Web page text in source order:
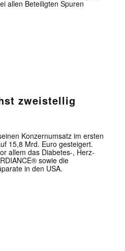
allen Beteiligten Spuren
zweistellig
Konzernumsatz im ersten
15,8 Mrd. Euro gesteigert.
allem das Diabetes-, Herz-
sowie die
in den USA.